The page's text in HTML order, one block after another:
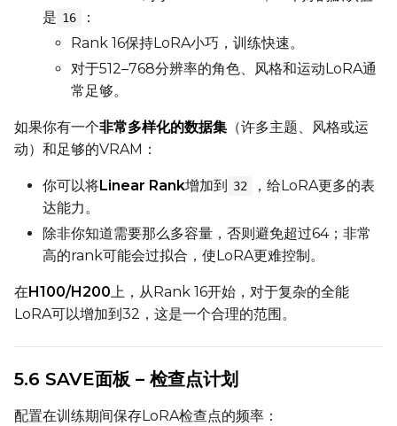
是 16
：
Rank 16保持LoRA小巧，训练快速。
对于512–768分辨率的角色、风格和运动LoRA通
常足够。
如果你有一个非常多样化的数据集 （许多主题、风格或运
动）和足够的VRAM：
你可以将Linear Rank增加到 32
，给LoRA更多的表
达能力。
除非你知道需要那么多容量，否则避免超过64；非常
高的rank可能会过拟合，使LoRA更难控制。
在H100/H200上，从Rank 16开始，对于复杂的全能
LoRA可以增加到32，这是一个合理的范围。
5.6 SAVE面板 – 检查点计划
配置在训练期间保存LoRA检查点的频率：